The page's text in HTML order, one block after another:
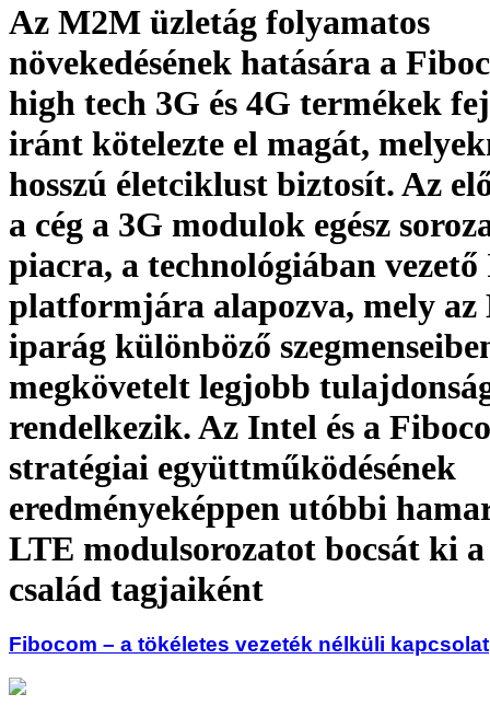
Az M2M üzletág folyamatos
növekedésének hatására a
high tech 3G és 4G termékek
iránt kötelezte el magát,
hosszú életciklust biztosít. Az
a cég a 3G modulok egész
piacra, a technológiában
platformjára alapozva, mely
iparág különböző
megkövetelt legjobb
rendelkezik. Az Intel és a
stratégiai együttműködésének
eredményeképpen utóbbi
LTE modulsorozatot bocsát ki
család tagjaiként
Fibocom – a tökéletes vezeték nélküli kapcsolat